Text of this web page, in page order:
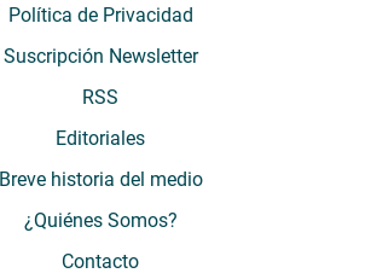
Política de Privacidad
Suscripción Newsletter
RSS
Editoriales
Breve historia del medio
¿Quiénes Somos?
Contacto